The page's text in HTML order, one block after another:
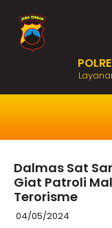
Dalmas Sat
Giat Patroli
Terorisme
04/05/2024